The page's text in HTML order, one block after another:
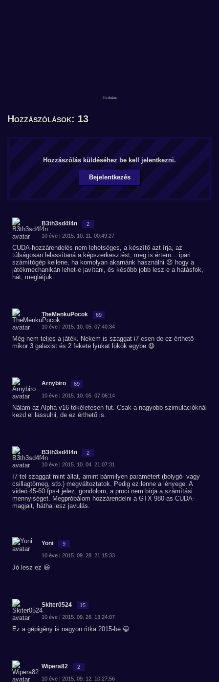
Hozzászólások: 13
Hozzászólás küldéséhez be kell jelentkezni.
Bejelentkezés
B3th3sd4f4n 2
10 éve | 2015. 10. 11. 00:49:27
CUDA-hozzárendelés nem lehetséges, a készítő azt írja, az
túlságosan lelassítaná a képszerkesztést, meg is értem... ipari
számítógép kellene, ha komolyan akarnánk használni 😞 hogy a
játékmechanikán lehet-e javítani, és később jobb lesz-e a hatásfok,
hát, meglátjuk.
TheMenkuPocok 69
10 éve | 2015. 10. 05. 07:40:34
Még nem teljes a játék. Nekem is szaggat i7-esen de ez érthető
mikor 3 galaxist és 2 fekete lyukat lökök egybe 😆
Arnybiro 69
10 éve | 2015. 10. 05. 07:06:14
Nálam az Alpha v16 tökéletesen fut. Csak a nagyobb szimulációknál
kezd el lassulni, de ez érthető is.
B3th3sd4f4n 2
10 éve | 2015. 10. 04. 21:07:31
I7-tel szaggat mint állat, amint bármilyen paramétert (bolygó- vagy
csillagtömeg, stb.) megváltoztatok. Pedig ez lenne a lényege. A
videó 45-60 fps-t jelez, gondolom, a proci nem bírja a számítási
mennyiséget. Megpróbálom hozzárendelni a GTX 980-as CUDA-
magjait, hátha lesz javulás.
Yoni 9
10 éve | 2015. 09. 28. 21:15:33
Jó lesz ez 😃
Skiter0524 15
10 éve | 2015. 09. 26. 13:24:07
Ez a gépigény is nagyon ritka 2015-be 😀
Wipera82 2
10 éve | 2015. 09. 12. 10:27:56